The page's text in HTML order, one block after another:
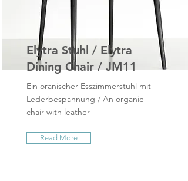
Elytra Stuhl / Elytra
Dining Chair / JM11
Ein oranischer Esszimmerstuhl mit
Lederbespannung / An organic
chair with leather
Read More